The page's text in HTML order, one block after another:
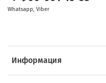
Информация
Whatsapp, Viber